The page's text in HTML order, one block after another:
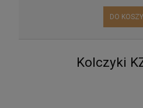
DO
Kolczyki